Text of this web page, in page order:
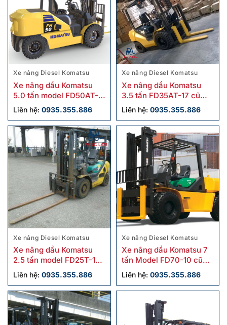
Xe nâng Diesel Komatsu
Xe nâng dầu Komatsu
5.0 tấn model FD50AT-
10 cũ
Liên hệ: 0935.355.886
Xe nâng Diesel Komatsu
Xe nâng dầu Komatsu
3.5 tấn FD35AT-17 cũ
chính hãng
Liên hệ: 0935.355.886
Xe nâng Diesel Komatsu
Xe nâng dầu Komatsu
2.5 tấn model FD25T-16
cũ
Liên hệ: 0935.355.886
Xe nâng Diesel Komatsu
Xe nâng dầu Komatsu 7
tấn Model FD70-10 cũ
chính hãng
Liên hệ: 0935.355.886